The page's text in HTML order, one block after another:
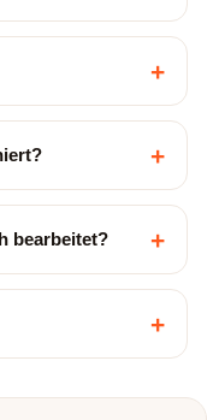
+
+
bearbeitet? +
+